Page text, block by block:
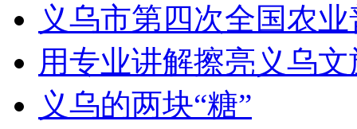
义乌市第四次全国农
用专业讲解擦亮义乌
义乌的两块“糖”